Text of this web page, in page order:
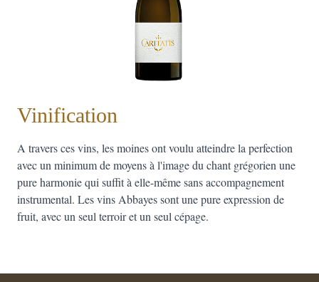
Vinification
A travers ces vins, les moines ont voulu atteindre la perfection
avec un minimum de moyens à l'image du chant grégorien une
pure harmonie qui suffit à elle-même sans accompagnement
instrumental. Les vins Abbayes sont une pure expression de
fruit, avec un seul terroir et un seul cépage.